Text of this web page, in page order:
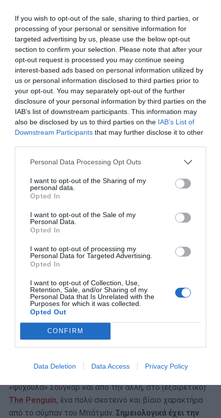
If you wish to opt-out of the sale, sharing to third parties, or
processing of your personal or sensitive information for
targeted advertising by us, please use the below opt-out
section to confirm your selection. Please note that after your
opt-out request is processed you may continue seeing
interest-based ads based on personal information utilized by
us or personal information disclosed to third parties prior to
your opt-out. You may separately opt-out of the further
disclosure of your personal information by third parties on the
IAB’s list of downstream participants. This information may
also be disclosed by us to third parties on the IAB’s List of
Downstream Participants that may further disclose it to other
Personal Data Processing Opt Outs
I want to opt-out of the Sharing of my
personal data.
Opted In
I want to opt-out of the Sale of my
Personal Data.
Opted In
I want to opt-out of processing my
Personal Data for Targeted Advertising.
Opted In
I want to opt-out of Collection, Use,
Retention, Sale, and/or Sharing of my
Personal Data that Is Unrelated with the
Purposes for which it was collected.
Opted Out
CONFIRM
Data Deletion Data Access Privacy Policy
Ήτοι: Ποια είναι η αποστολή του Σούγκαρ στη Γη; Θα
συνεχίσει να ζει ανάμεσα στους ανθρώπους που έμαθε
τόσο να αγαπάει; ‘Η θα επιστρέψει σπίτι του; Θα αντέξει,
επίσης, να διατηρήσει την καλοσύνη του σε έναν κόσμο
που συνεχώς τον φέρνει αντιμέτωπο με καταστάσεις
που δοκιμάζουν τις αξίες του; Μην περιμένεις γενικώς
κάποιου είδους μάθημ
α. Το Sugar παραμένει fun to
watch ως προσέγγιση. Απλά αγγίζει σοβαρά θέματα
και πολύ πέρα από την επιφάνεια.Πέρα από
«ταμπέλες» και όρια, είναι μια ιστορία για την
ανθρώπινη επαφή μέσα από μια… εξωγήινη ματιά. Είναι
ωραία επειδή τολμάει, επειδή βρίσκει ισορροπίες και
του θεατή.
Είναι αξιοσημείωτο ότι ο Φάρελ, στην ίδια χρονική
«ψυχούλα» Σούγκαρ και από την άλλη, στο (εξαιρετικό)
The Penguin, ένα πολύ σκοτεινό και βίαιο χαρακτήρα
από το σύμπαν του Μπάτμαν. Σημειολογικά έχει την